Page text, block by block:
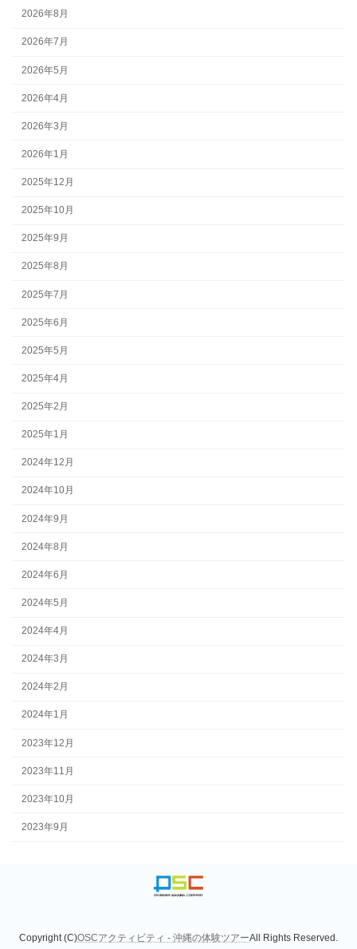
2026年8月
2026年7月
2026年5月
2026年4月
2026年3月
2026年1月
2025年12月
2025年10月
2025年9月
2025年8月
2025年7月
2025年6月
2025年5月
2025年4月
2025年2月
2025年1月
2024年12月
2024年10月
2024年9月
2024年8月
2024年6月
2024年5月
2024年4月
2024年3月
2024年2月
2024年1月
2023年12月
2023年11月
2023年10月
2023年9月
Copyright (C)OSCアクティビティ - 沖縄の体験ツアーAll Rights Reserved.